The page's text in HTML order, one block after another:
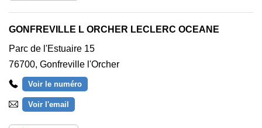
GONFREVILLE L ORCHER LECLERC OCEANE
Parc de l'Estuaire 15
76700, Gonfreville l'Orcher
Voir le numéro
Voir l'email